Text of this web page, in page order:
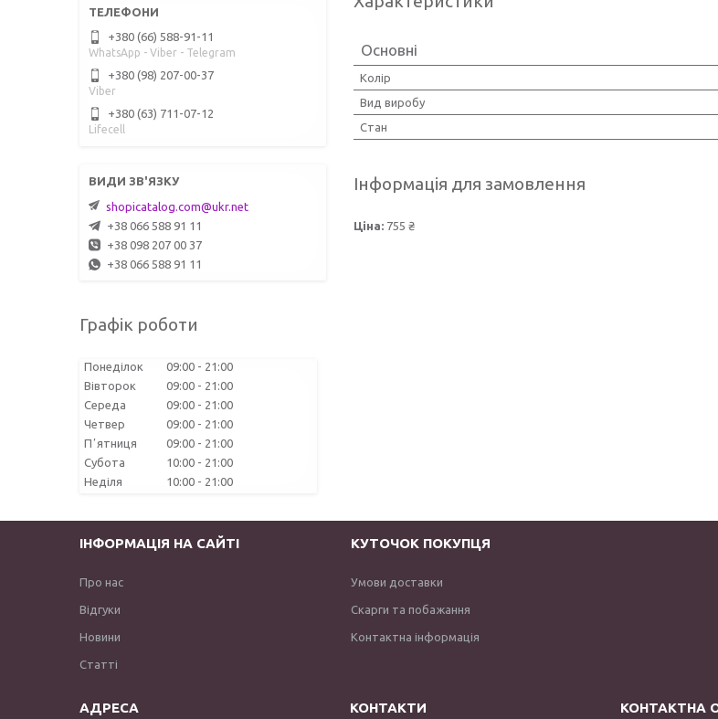
Основні
Колір
Вид виробу
Стан
Інформація для замовлення
Ціна: 755 ₴
+380 (66) 588-91-11
WhatsApp - Viber - Telegram
+380 (98) 207-00-37
Viber
+380 (63) 711-07-12
Lifecell
shopicatalog.com@ukr.net
+38 066 588 91 11
+38 098 207 00 37
+38 066 588 91 11
Графік роботи
Понеділок 09:00
21:00
Вівторок
09:00
21:00
Середа
09:00
21:00
Четвер
09:00
21:00
Пʼятниця
09:00
21:00
Субота
10:00
21:00
Неділя
10:00 21:00
ІНФОРМАЦІЯ НА САЙТІ
Про нас
Відгуки
Новини
Статті
КУТОЧОК ПОКУПЦЯ
Умови доставки
Скарги та побажання
Контактна інформація